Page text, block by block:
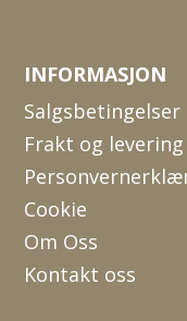
INFORMASJON
Salgsbetingelser
Frakt og levering
Cookie
Om Oss
Kontakt oss